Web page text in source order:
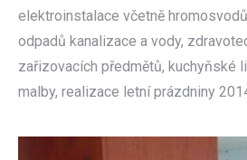
elektroinstalace včetně
odpadů kanalizace a vody,
zařizovacích předmětů, kuchyňské
malby, realizace letní prázdniny